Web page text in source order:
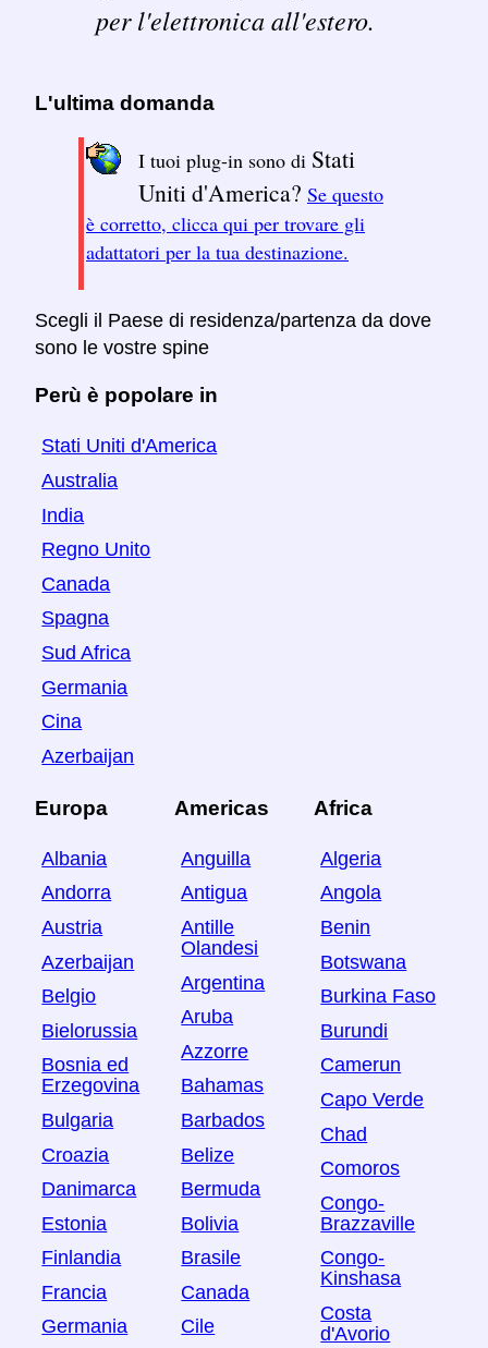
per l'elettronica all'estero.
L'ultima domanda
I tuoi plug-in sono di Stati
Uniti d'America? Se questo
è corretto, clicca qui per trovare gli
adattatori per la tua destinazione.
Scegli il Paese di residenza/partenza da dove
sono le vostre spine
Perù è popolare in
Stati Uniti d'America
Australia
India
Regno Unito
Canada
Spagna
Sud Africa
Germania
Cina
Azerbaijan
Europa
Albania
Andorra
Austria
Azerbaijan
Belgio
Bielorussia
Bosnia ed
Erzegovina
Bulgaria
Croazia
Danimarca
Estonia
Finlandia
Francia
Germania
Americas
Anguilla
Antigua
Antille
Olandesi
Argentina
Aruba
Azzorre
Bahamas
Barbados
Belize
Bermuda
Bolivia
Brasile
Canada
Cile
Africa
Algeria
Angola
Benin
Botswana
Burkina Faso
Burundi
Camerun
Capo Verde
Chad
Comoros
Congo-
Brazzaville
Congo-
Kinshasa
Costa
d'Avorio